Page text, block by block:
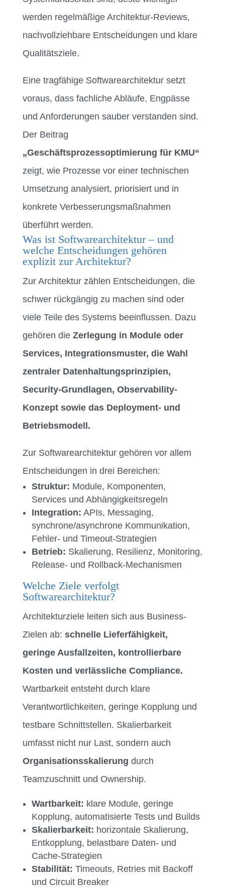
werden regelmäßige Architektur-Reviews,
nachvollziehbare Entscheidungen und klare
Qualitätsziele.
Eine tragfähige Softwarearchitektur setzt
voraus, dass fachliche Abläufe, Engpässe
und Anforderungen sauber verstanden sind.
Der Beitrag
„Geschäftsprozessoptimierung für KMU“
zeigt, wie Prozesse vor einer technischen
Umsetzung analysiert, priorisiert und in
konkrete Verbesserungsmaßnahmen
überführt werden.
Was ist Softwarearchitektur – und
welche Entscheidungen gehören
explizit zur Architektur?
Zur Architektur zählen Entscheidungen, die
schwer rückgängig zu machen sind oder
viele Teile des Systems beeinflussen. Dazu
gehören die Zerlegung in Module oder
Services, Integrationsmuster, die Wahl
zentraler Datenhaltungsprinzipien,
Security-Grundlagen, Observability-
Konzept sowie das Deployment- und
Betriebsmodell.
Zur Softwarearchitektur gehören vor allem
Entscheidungen in drei Bereichen:
Struktur: Module, Komponenten,
Services und Abhängigkeitsregeln
Integration: APIs, Messaging,
synchrone/asynchrone Kommunikation,
Fehler- und Timeout-Strategien
Betrieb: Skalierung, Resilienz, Monitoring,
Release- und Rollback-Mechanismen
Welche Ziele verfolgt
Softwarearchitektur?
Architekturziele leiten sich aus Business-
Zielen ab: schnelle Lieferfähigkeit,
geringe Ausfallzeiten, kontrollierbare
Kosten und verlässliche Compliance.
Wartbarkeit entsteht durch klare
Verantwortlichkeiten, geringe Kopplung und
testbare Schnittstellen. Skalierbarkeit
umfasst nicht nur Last, sondern auch
Organisationsskalierung durch
Teamzuschnitt und Ownership.
Wartbarkeit: klare Module, geringe
Kopplung, automatisierte Tests und Builds
Skalierbarkeit: horizontale Skalierung,
Entkopplung, belastbare Daten- und
Cache-Strategien
Stabilität: Timeouts, Retries mit Backoff
und Circuit Breaker